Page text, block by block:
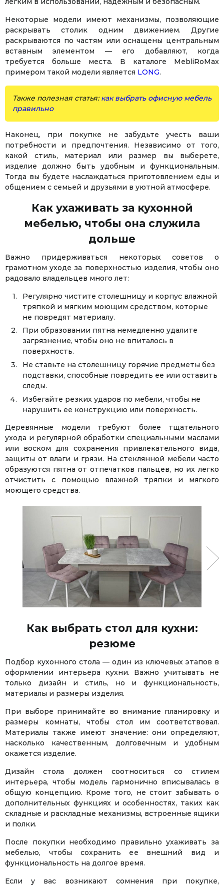
Некоторые модели имеют механизмы, позволяющие
раскрывать столик одним движением. Другие
раскрываются по частям или оснащены центральным
вставным элементом — его добавляют, когда
требуется больше места. В каталоге MebliRoMax
примером такой модели является LONG.
Также полезная статья: как выбрать офисную мебель
правильно
Наконец, при покупке не забудьте учесть ваши
потребности и предпочтения. Независимо от того,
какой стиль, материал или размер вы выберете,
изделие должно быть удобным и функциональным.
Тогда вы будете наслаждаться приготовлением еды и
общением с семьей и друзьями в уютной атмосфере.
Как ухаживать за кухонной
мебелью, чтобы она служила
дольше
Важно придерживаться некоторых советов о
грамотном уходе за поверхностью изделия, чтобы оно
радовало владельцев много лет:
Регулярно чистите столешницу и корпус влажной
тряпкой и мягким моющим средством, которые
не повредят материалу.
При образовании пятна немедленно удалите
загрязнение, чтобы оно не впиталось в
поверхность.
Не ставьте на столешницу горячие предметы без
подставки, способные повредить ее или оставить
следы.
Избегайте резких ударов по мебели, чтобы не
нарушить ее конструкцию или поверхность.
Деревянные модели требуют более тщательного
ухода и регулярной обработки специальными маслами
или воском для сохранения привлекательного вида,
защиты от влаги и грязи. На стеклянной мебели часто
образуются пятна от отпечатков пальцев, но их легко
отчистить с помощью влажной тряпки и мягкого
моющего средства.
Как выбрать стол для кухни:
резюме
Подбор кухонного стола — один из ключевых этапов в
оформлении интерьера кухни. Важно учитывать не
только дизайн и стиль, но и функциональность,
материалы и размеры изделия.
При выборе принимайте во внимание планировку и
размеры комнаты, чтобы стол им соответствовал.
Материалы также имеют значение: они определяют,
насколько качественным, долговечным и удобным
окажется изделие.
Дизайн стола должен соотноситься со стилем
интерьера, чтобы модель гармонично вписывалась в
общую концепцию. Кроме того, не стоит забывать о
дополнительных функциях и особенностях, таких как
складные и раскладные механизмы, встроенные ящики
и полки.
После покупки необходимо правильно ухаживать за
мебелью, чтобы сохранить ее внешний вид и
функциональность на долгое время.
Если у вас возникают сомнения при покупке,